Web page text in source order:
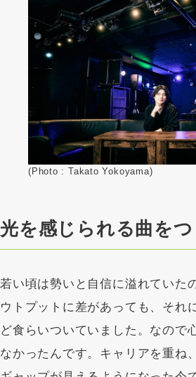
(Photo : Takato Yokoyama)
光を感じられる曲を
若い頃は勢いと自信に溢れていた
ウトプットに差があっても、それ
ど食らいついていました。なので
なかったんです。キャリアを重ね